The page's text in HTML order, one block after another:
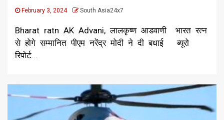
February 3, 2024 South Asia24x7
Bharat ratn AK Advani, लालकृष्ण आडवाणी भारत रत्न
से होगे सम्मानित पीएम नरेंद्र मोदी ने दी बधाई ब्यूरो
रिपोर्ट...